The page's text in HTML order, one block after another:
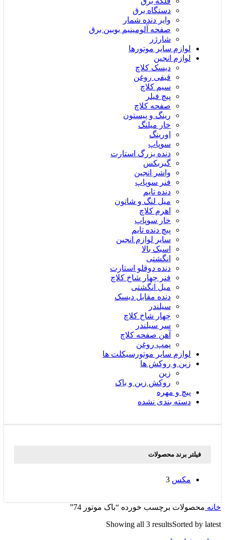
دستگاه برق
وایر دنده شمار
صفحه آلومینیم بوبین برق
شارژر
لوازم سایر موتورها
لوازم انجین
دیسک کلاچ
قیفی روغن
سیم کلاچ
پیچ فیلر
صفحه کلاچ
رینگ و پیستون
خار میلنگ
اورینگ
سوپاپ
دنده بزرگ استارت
گیربکس
واشر انجین
فنر سوپاپ
دنده تایم
میل لنگ و شاتون
اهرم کلاچ
خار سوپاپ
پیچ دنده تایم
سایر لوازم انجین
اسبک بالا
انگشتی
دنده دوقلو استارت
فنر چهار شاخ کلاچ
میل انگشتی
دنده مقابل دیسک
سیلندر
چهار شاخ کلاچ
سر سیلندر
آهن صفحه کلاچ
پمپ روغن
لوازم سایر موتورسیکلت ها
زین و روکش ها
زین
روکش زین و باک
پیچ و مهره
دسته بندی نشده
فیلتر برند محصولات
مکس 3
خانه محصولات برچسب خورده “باک موتور 74”
Showing all 3 resultsSorted by latest